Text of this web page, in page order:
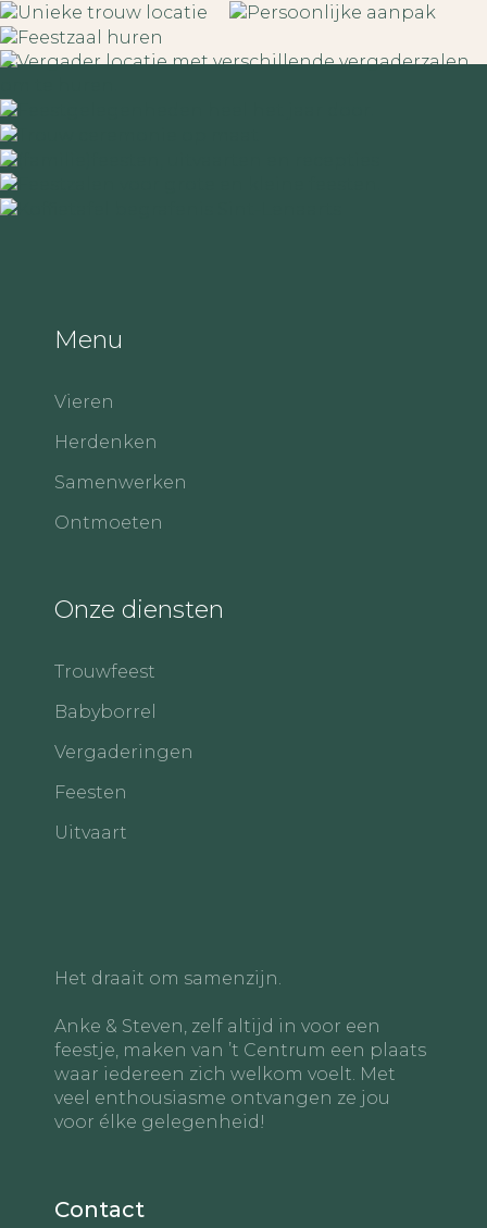
Menu
Vieren
Herdenken
Samenwerken
Ontmoeten
Onze diensten
Trouwfeest
Babyborrel
Vergaderingen
Feesten
Uitvaart
Het draait om samenzijn.
Anke & Steven, zelf altijd in voor een
feestje, maken van ’t Centrum een plaats
waar iedereen zich welkom voelt. Met
veel enthousiasme ontvangen ze jou
voor élke gelegenheid!
Contact